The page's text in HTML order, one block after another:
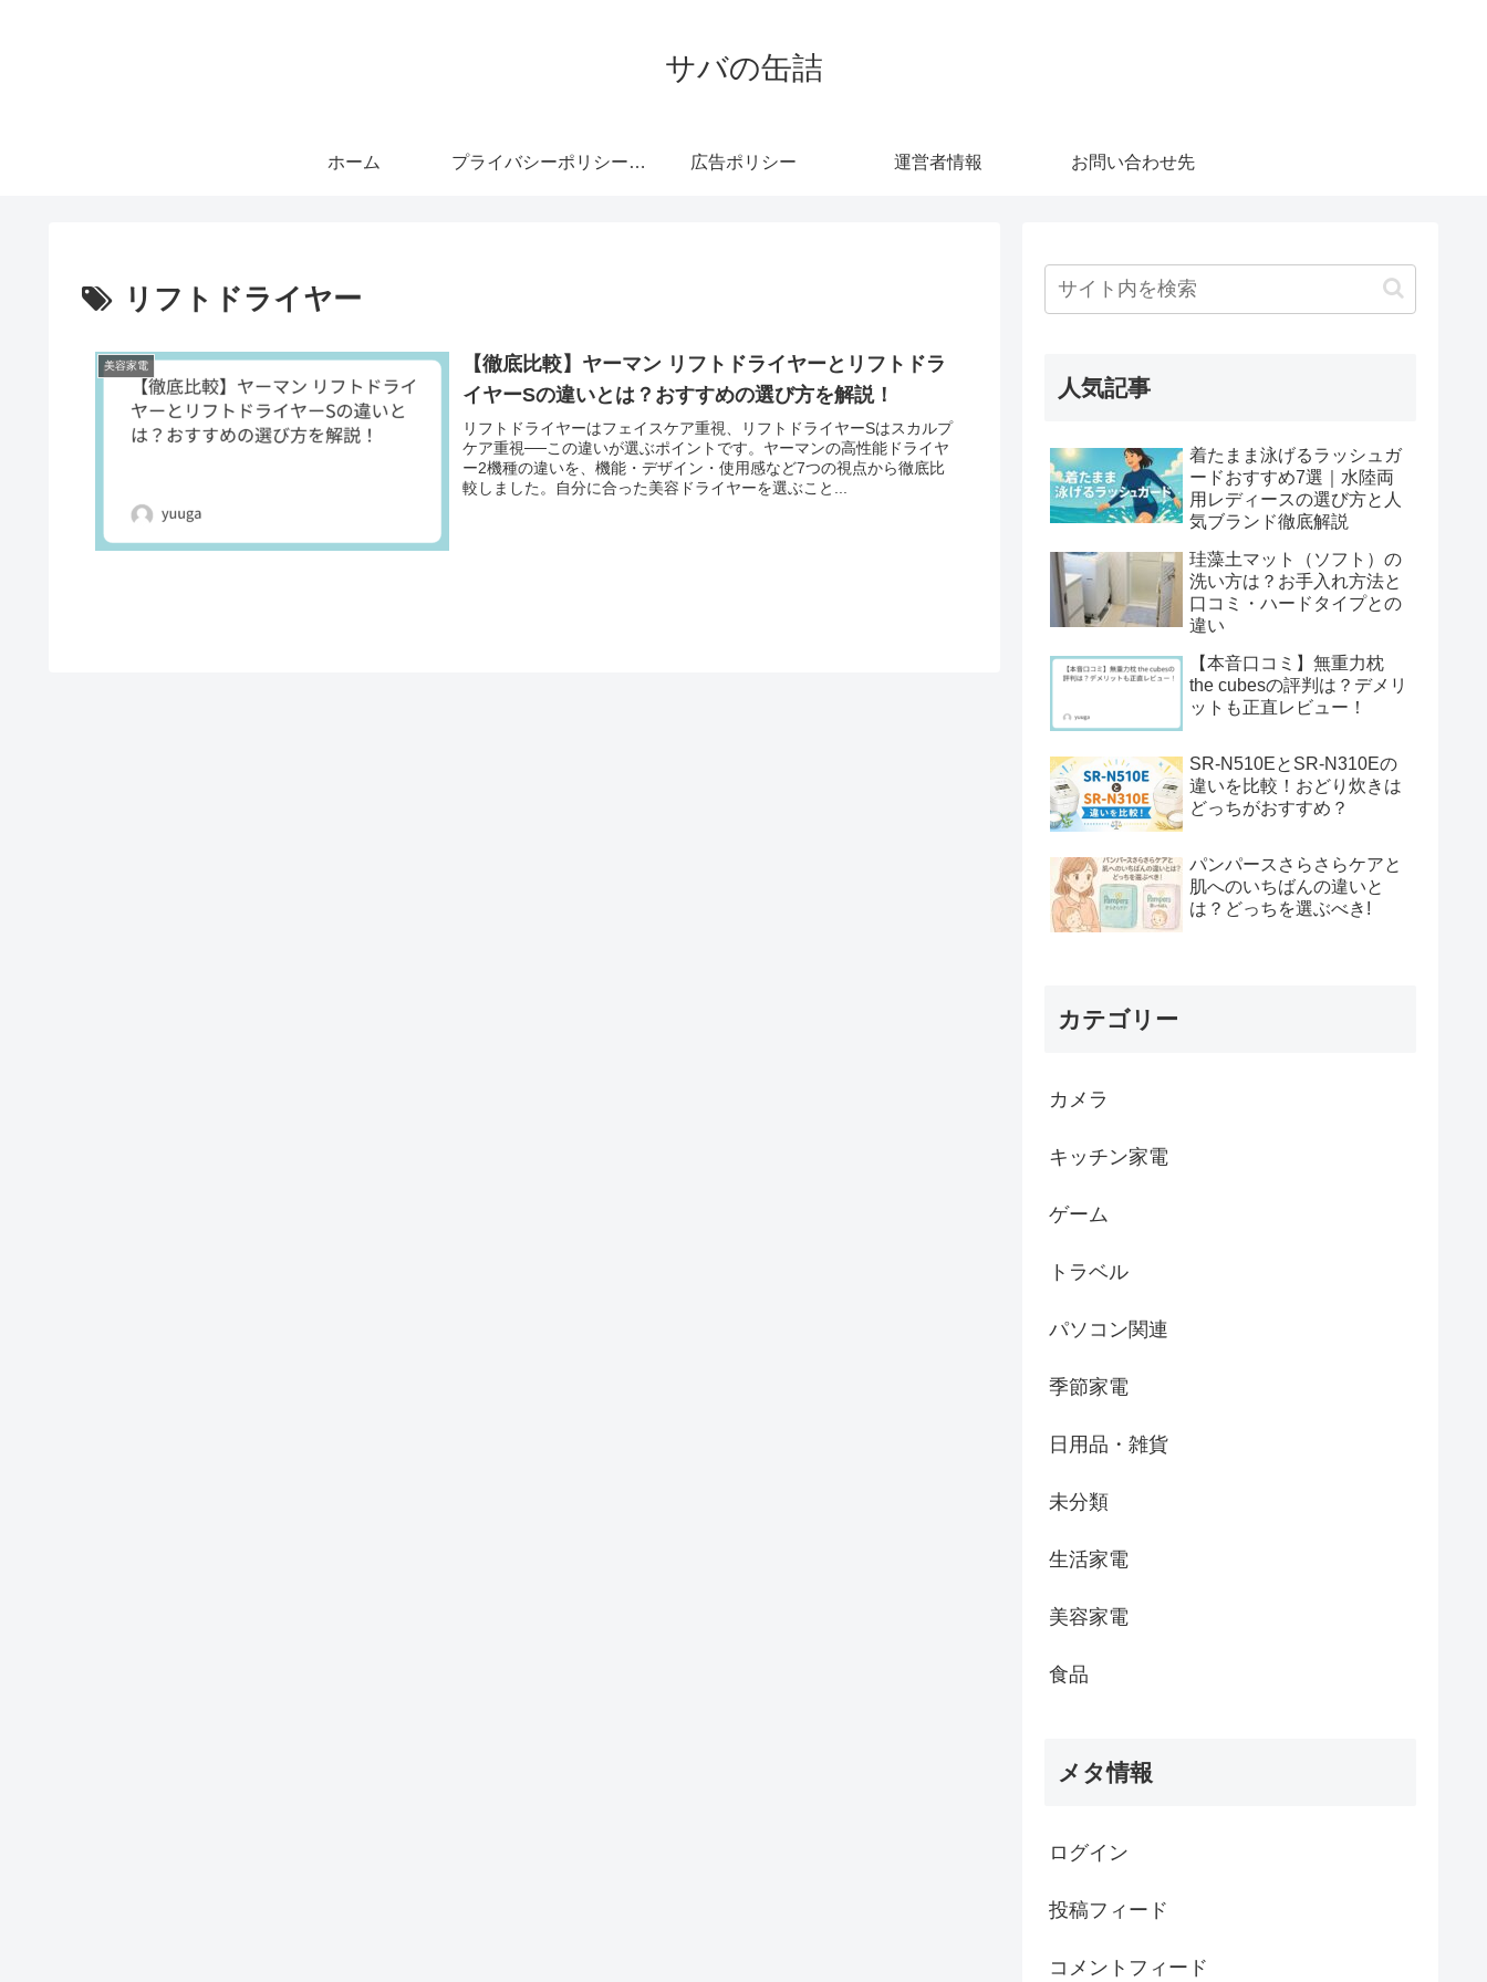
サバの缶詰
ホーム プライバシーポリシー・免責事項 広告ポリシー 運営者情報 お問い合わせ先
リフトドライヤー
美容家電
【徹底比較】ヤーマン リフトドライヤーとリフトドラ
イヤーSの違いとは？おすすめの選び方を解説！
リフトドライヤーはフェイスケア重視、リフトドライヤーSはスカルプ
ケア重視──この違いが選ぶポイントです。ヤーマンの高性能ドライヤ
ー2機種の違いを、機能・デザイン・使用感など7つの視点から徹底比
較しました。自分に合った美容ドライヤーを選ぶこと...
人気記事
着たまま泳げるラッシュガ
ードおすすめ7選｜水陸両
用レディースの選び方と人
気ブランド徹底解説
珪藻土マット（ソフト）の
洗い方は？お手入れ方法と
口コミ・ハードタイプとの
違い
【本音口コミ】無重力枕
the cubesの評判は？デメリ
ットも正直レビュー！
SR-N510EとSR-N310Eの
違いを比較！おどり炊きは
どっちがおすすめ？
パンパースさらさらケアと
肌へのいちばんの違いと
は？どっちを選ぶべき!
カテゴリー
カメラ
キッチン家電
ゲーム
トラベル
パソコン関連
季節家電
日用品・雑貨
未分類
生活家電
美容家電
食品
メタ情報
ログイン
投稿フィード
コメントフィード